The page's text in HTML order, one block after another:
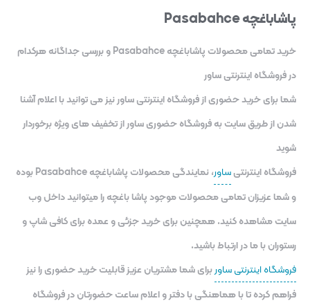
پاشاباغچه Pasabahce
خرید تمامی محصولات پاشاباغچه Pasabahce و بررسی جداگانه هرکدام
در فروشگاه اینترنتی ساور
شما برای خرید حضوری از فروشگاه اینترنتی ساور نیز می توانید با اعلام آشنا
شدن از طریق سایت به فروشگاه حضوری ساور از تخفیف های ویژه برخوردار
شوید
فروشگاه اینترنتیساور
، نمایندگی محصولات پاشاباغچه Pasabahce بوده
و شما عزیزان تمامی محصولات موجود پاشا باغچه را میتوانید داخل وب
سایت مشاهده کنید. همچنین برای خرید جزئی و عمده برای کافی شاپ و
رستوران با ما در ارتباط باشید.
فروشگاه اینترنتی ساوربرای شما مشتریان عزیز قابلیت خرید حضوری را نیز
فراهم کرده تا با هماهنگی با دفتر و اعلام ساعت حضورتان در فروشگاه